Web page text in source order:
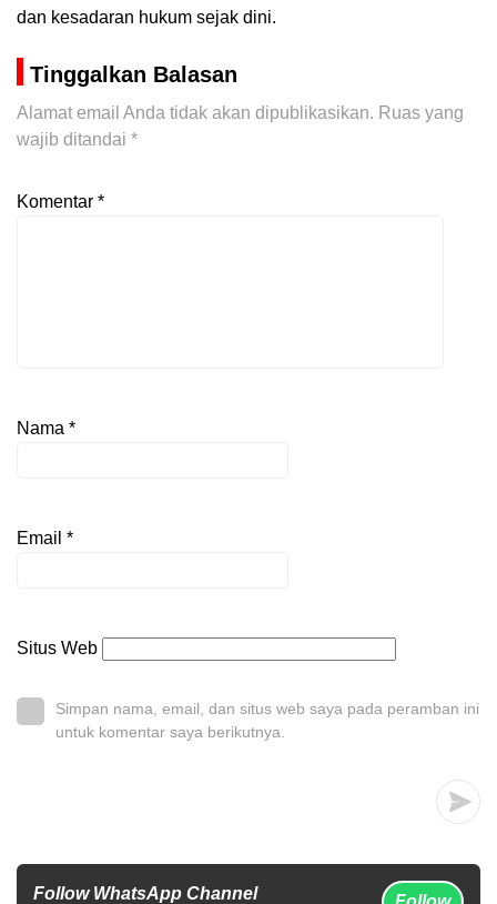
dan kesadaran hukum sejak dini.
Tinggalkan Balasan
Alamat email Anda tidak akan dipublikasikan. Ruas yang
wajib ditandai *
Komentar *
Nama *
Email *
Situs Web
Simpan nama, email, dan situs web saya pada peramban ini
untuk komentar saya berikutnya.
Follow WhatsApp Channel